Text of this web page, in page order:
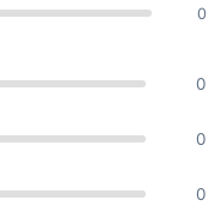
0
0
0
0